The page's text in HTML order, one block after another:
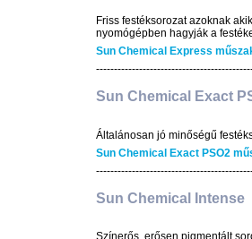
Friss festéksorozat azoknak
nyomógépben hagyják a
Sun Chemical Express
Sun Chemical Exact
Általánosan jó minőségű
Sun Chemical Exact PSO2
Sun Chemical Intense